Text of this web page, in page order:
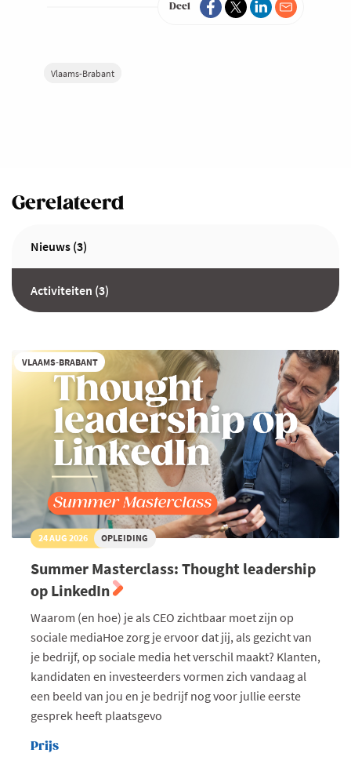
Deel
Vlaams-Brabant
Gerelateerd
Nieuws (3)
Activiteiten (3)
VLAAMS-BRABANT
24 AUG 2026 OPLEIDING
Summer Masterclass: Thought leadership
op LinkedIn
Waarom (en hoe) je als CEO zichtbaar moet zijn op
sociale mediaHoe zorg je ervoor dat jij, als gezicht van
je bedrijf, op sociale media het verschil maakt? Klanten,
kandidaten en investeerders vormen zich vandaag al
een beeld van jou en je bedrijf nog voor jullie eerste
gesprek heeft plaatsgevo
Prijs